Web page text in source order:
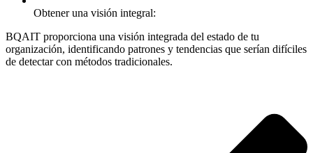
Obtener una visión integral:
BQAIT proporciona una visión integrada del estado de tu
organización, identificando patrones y tendencias que serían difíciles
de detectar con métodos tradicionales.